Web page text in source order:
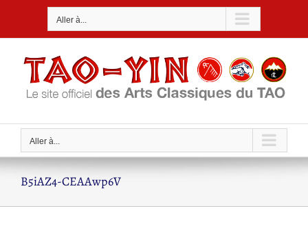
Aller à...
Aller à...
B5iAZ4-CEAAwp6V